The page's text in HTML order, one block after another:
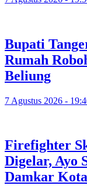
Bupati
Rumah
Beliung
7 Agustus 2026 -
Firefighter
Digelar, Ayo
Damkar